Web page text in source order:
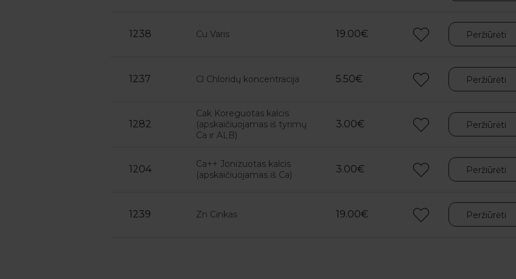
1238 Cu Varis 19.00€ Peržiūrėti
1237 Cl Chloridų koncentracija 5.50€ Peržiūrėti
1282
Cak Koreguotas kalcis
(apskaičiuojamas iš tyrimų
Ca ir ALB)
3.00€ Peržiūrėti
1204
Ca++ Jonizuotas kalcis
(apskaičiuojamas iš Ca)
3.00€ Peržiūrėti
1239 Zn Cinkas 19.00€ Peržiūrėti